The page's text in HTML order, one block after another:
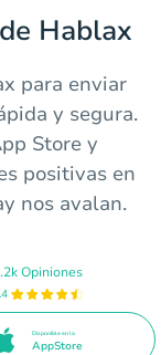
Hablax
para enviar
y segura.
Store y
positivas en
nos avalan.
Opiniones
Disponible en la
AppStore